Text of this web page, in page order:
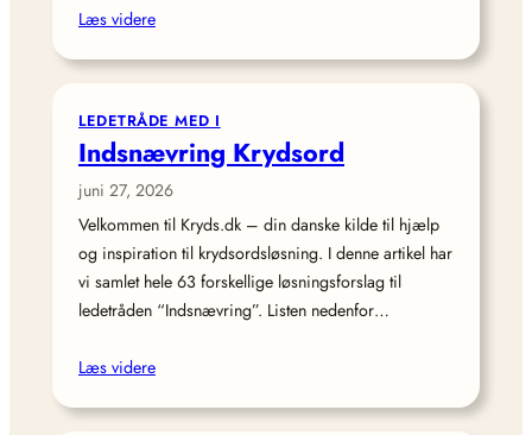
Læs videre
LEDETRÅDE MED I
Indsnævring Krydsord
juni 27, 2026
Velkommen til Kryds.dk – din danske kilde til hjælp
og inspiration til krydsordsløsning. I denne artikel har
vi samlet hele 63 forskellige løsningsforslag til
ledetråden “Indsnævring”. Listen nedenfor…
Læs videre